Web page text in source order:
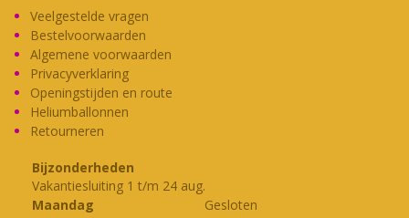
-
5
aantal
Veelgestelde vragen
Bestelvoorwaarden
Algemene voorwaarden
Privacyverklaring
Openingstijden en route
Heliumballonnen
Retourneren
Bijzonderheden
Vakantiesluiting 1 t/m 24 aug.
Maandag
Gesloten